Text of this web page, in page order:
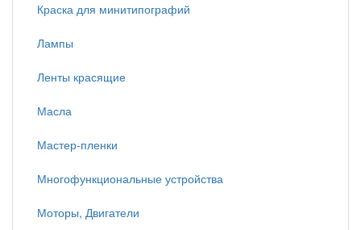
Краска для минитипографий
Лампы
Ленты красящие
Масла
Мастер-пленки
Многофункциональные устройства
Моторы, Двигатели